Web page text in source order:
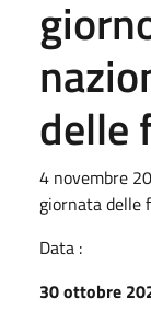
delle
4 novembre
giornata delle
Data :
30 ottobre